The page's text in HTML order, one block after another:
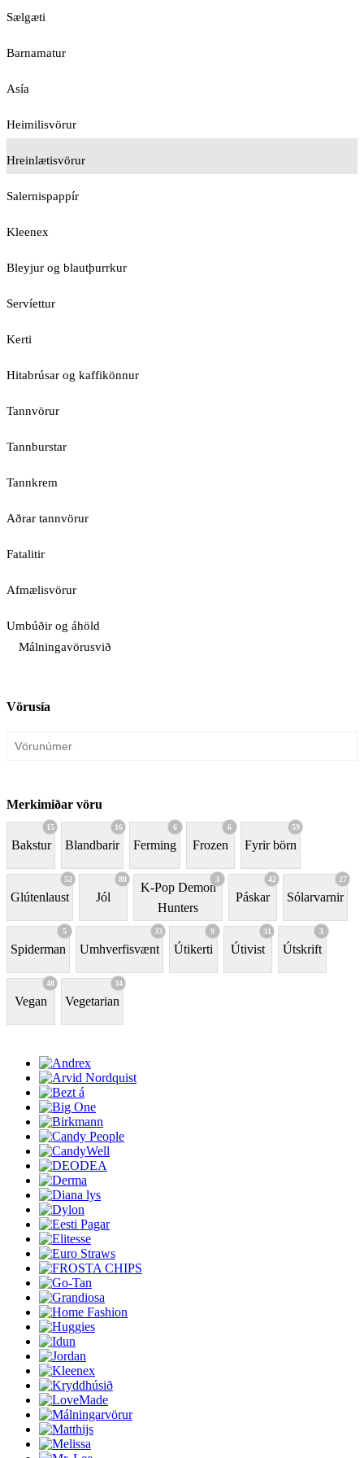
Sælgæti
Barnamatur
Asía
Heimilisvörur
Hreinlætisvörur
Salernispappír
Kleenex
Bleyjur og blautþurrkur
Servíettur
Kerti
Hitabrúsar og kaffikönnur
Tannvörur
Tannburstar
Tannkrem
Aðrar tannvörur
Fatalitir
Afmælisvörur
Umbúðir og áhöld
Málningavörusvið
Vörusía
Merkimiðar vöru
15
Bakstur
16
Blandbarir
6
Ferming
6
Frozen
59
Fyrir börn
52
Glútenlaust
88
Jól
3
K-Pop Demon
Hunters
42
Páskar
27
Sólarvarnir
5
Spiderman
33
Umhverfisvænt
9
Útikerti
31
Útivist
3
Útskrift
48
Vegan
34
Vegetarian